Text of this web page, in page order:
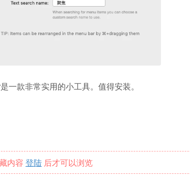
一款非常实用的小工具。值得安装。
内容 登陆 后才可以浏览